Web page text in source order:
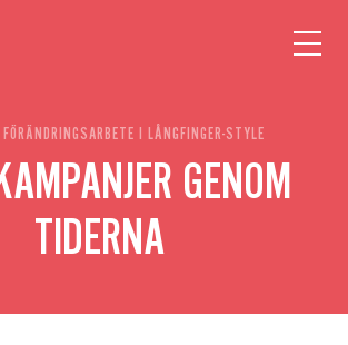
Open
& Event
I LÅNGFINGER-STYLE
GENOM
TIDERNA